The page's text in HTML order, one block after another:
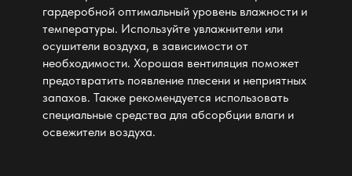
гардеробной оптимальный уровень влажности и
температуры. Используйте увлажнители или
осушители воздуха, в зависимости от
необходимости. Хорошая вентиляция поможет
предотвратить появление плесени и неприятных
запахов. Также рекомендуется использовать
специальные средства для абсорбции влаги и
освежители воздуха.